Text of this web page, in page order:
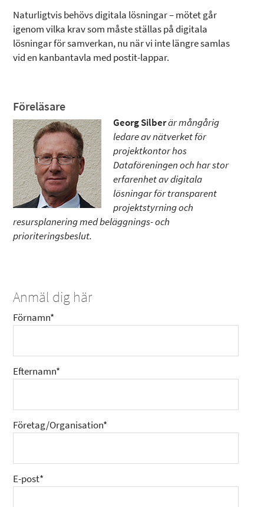
Naturligtvis behövs digitala lösningar – mötet går
igenom vilka krav som måste ställas på digitala
lösningar för samverkan, nu när vi inte längre samlas
vid en kanbantavla med postit-lappar.
Föreläsare
Georg Silberär mångårig
ledare av nätverket för
projektkontor hos
Dataföreningen och har stor
erfarenhet av digitala
lösningar för transparent
projektstyrning och
resursplanering med beläggnings- och
prioriteringsbeslut.
Anmäl dig här
Förnamn*
Efternamn*
Företag/Organisation*
E-post*